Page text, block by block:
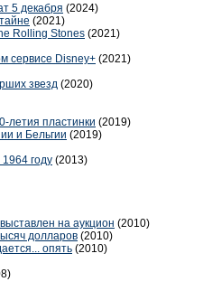
5 декабря (2024)
(2021)
Rolling Stones (2021)
сервисе Disney+ (2021)
звезд (2020)
летия пластинки (2019)
и Бельгии (2019)
году (2013)
на аукцион (2010)
долларов (2010)
опять (2010)